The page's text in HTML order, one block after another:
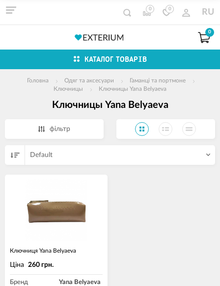
0 0 RU
0
КАТАЛОГ ТОВАРІВ
Головна Одяг та аксесуари
Гаманці та портмоне
Ключницы
Ключницы Yana Belyaeva
Ключницы Yana Belyaeva
фільтр
Default
Ключниця Yana Belyaeva
Ціна 260 грн.
Бренд Yana Belyaeva